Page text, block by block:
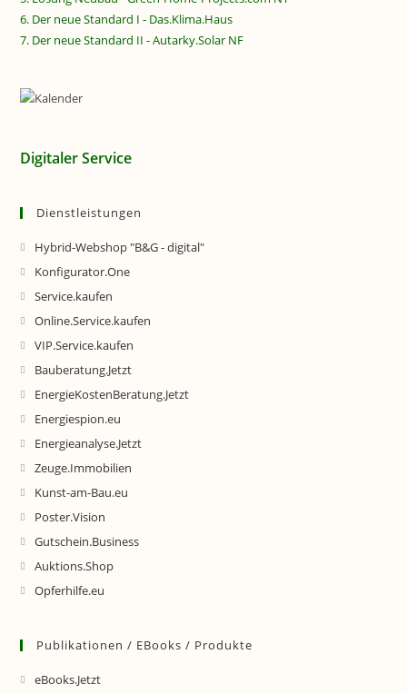
6. Der neue Standard I - Das.Klima.Haus
7. Der neue Standard II - Autarky.Solar NF
Digitaler Service
Dienstleistungen
Hybrid-Webshop "B&G - digital"
Konfigurator.One
Service.kaufen
Online.Service.kaufen
VIP.Service.kaufen
Bauberatung.Jetzt
EnergieKostenBeratung.Jetzt
Energiespion.eu
Energieanalyse.Jetzt
Zeuge.Immobilien
Kunst-am-Bau.eu
Poster.Vision
Gutschein.Business
Auktions.Shop
Opferhilfe.eu
Publikationen / EBooks / Produkte
eBooks.Jetzt